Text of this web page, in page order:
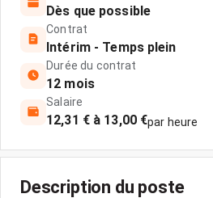
Dès que possible
Contrat
Intérim - Temps plein
Durée du contrat
12 mois
Salaire
12,31 € à 13,00 €par heure
Description du poste